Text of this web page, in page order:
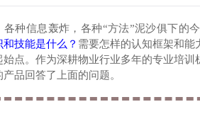
各种信息轰炸，各种“方法”泥沙俱下的
技能是什么？ 需要怎样的认知框架和能
点。作为深耕物业行业多年的专业培
品回答了上面的问题。